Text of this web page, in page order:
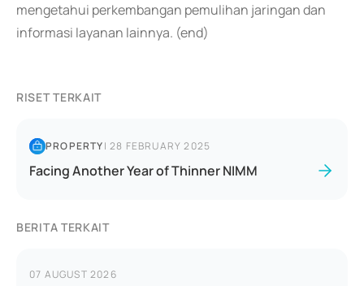
mengetahui perkembangan pemulihan jaringan dan
informasi layanan lainnya. (end)
RISET TERKAIT
PROPERTY|28 FEBRUARY 2025
Facing Another Year of Thinner NIMM
BERITA TERKAIT
07 AUGUST 2026